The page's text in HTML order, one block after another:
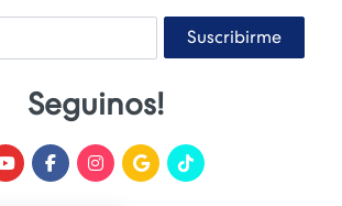
Suscribirme
Seguinos!